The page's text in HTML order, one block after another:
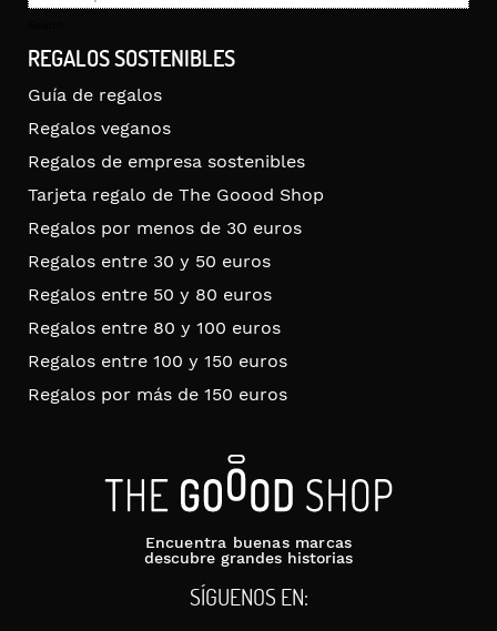
REGALOS SOSTENIBLES
Guía de regalos
Regalos veganos
Regalos de empresa sostenibles
Tarjeta regalo de The Goood Shop
Regalos por menos de 30 euros
Regalos entre 30 y 50 euros
Regalos entre 50 y 80 euros
Regalos entre 80 y 100 euros
Regalos entre 100 y 150 euros
Regalos por más de 150 euros
Encuentra buenas marcas
descubre grandes historias
SÍGUENOS EN: